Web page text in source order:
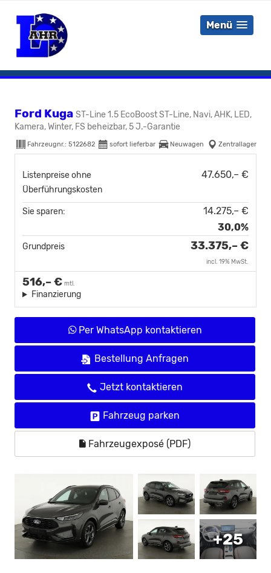
Menü
Ford Kuga ST-Line 1.5 EcoBoost ST-Line, Navi, AHK, LED,
Kamera, Winter, FS beheizbar, 5 J.-Garantie
Fahrzeugnr.: 5122682 sofort lieferbar Neuwagen Zentrallager
Listenpreise ohne
Überführungskosten
47.650,– €
Sie sparen:
14.275,– €
30,0%
Grundpreis 33.375,– €
incl. 19% MwSt.
516,– € mtl.
Finanzierung
Per WhatsApp kontaktieren
Bestellung Anfragen
Jetzt kontaktieren
Fahrzeug parken
Fahrzeugexposé (PDF)
+25